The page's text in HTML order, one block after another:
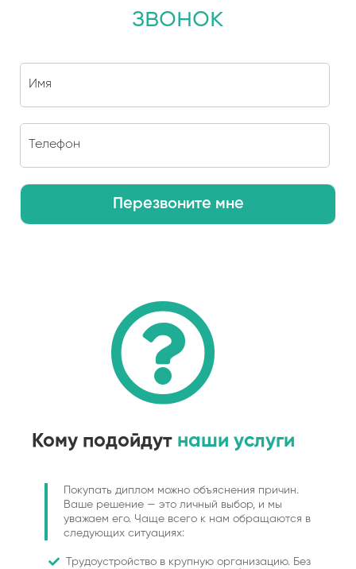
звонок
Перезвоните мне
Кому подойдут наши услуги
Покупать диплом можно объяснения причин.
Ваше решение — это личный выбор, и мы
уважаем его. Чаще всего к нам обращаются в
следующих ситуациях:
Трудоустройство в крупную организацию. Без